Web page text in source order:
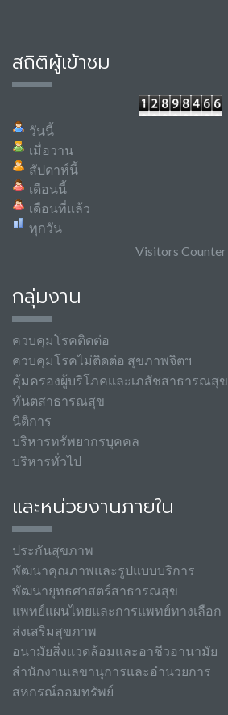
สถิติผู้เข้าชม
วันนี้
เมื่อวาน
สัปดาห์นี้
เดือนนี้
เดือนที่แล้ว
ทุกวัน
Visitors Counter
กลุ่มงาน
ควบคุมโรคติดต่อ
ควบคุมโรคไม่ติดต่อ สุขภาพจิตฯ
คุ้มครองผู้บริโภคและเภสัชสาธารณสุข
ทันตสาธารณสุข
นิติการ
บริหารทรัพยากรบุคคล
บริหารทั่วไป
และหน่วยงานภายใน
ประกันสุขภาพ
พัฒนาคุณภาพและรูปแบบบริการ
พัฒนายุทธศาสตร์สาธารณสุข
แพทย์แผนไทยและการแพทย์ทางเลือก
ส่งเสริมสุขภาพ
อนามัยสิ่งแวดล้อมและอาชีวอานามัย
สำนักงานเลขานุการและอำนวยการ
สหกรณ์ออมทรัพย์